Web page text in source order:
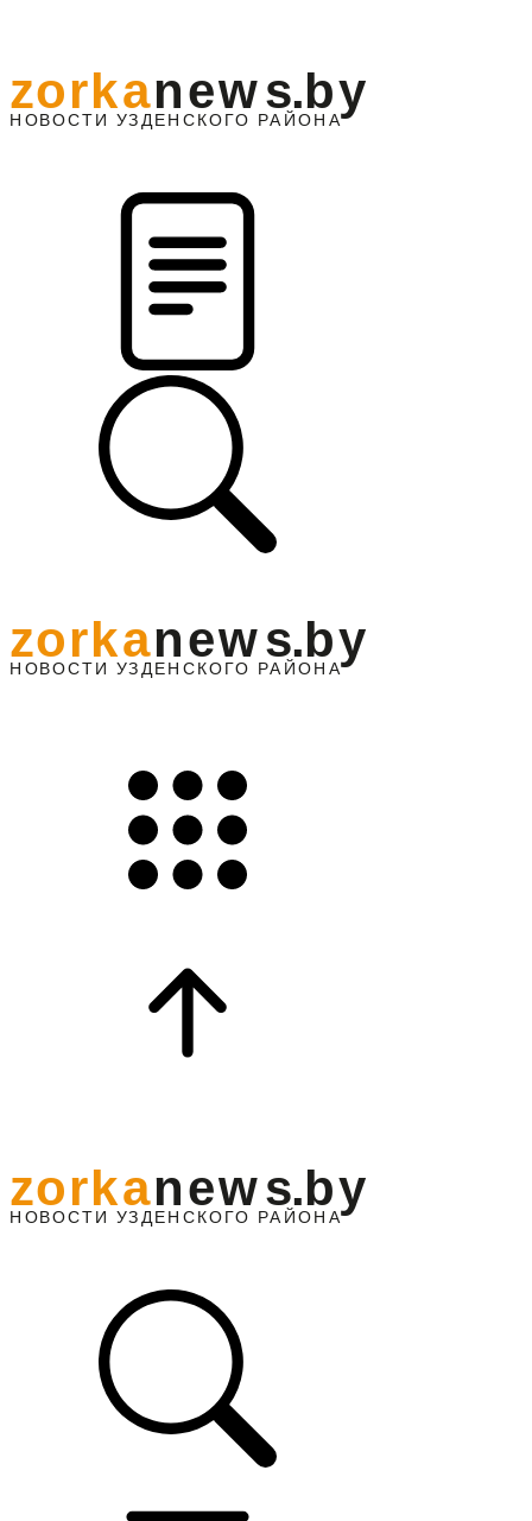
НО ВОСТИ УЗДЕНС КО ГО РАЙОНА
zorkanews.by